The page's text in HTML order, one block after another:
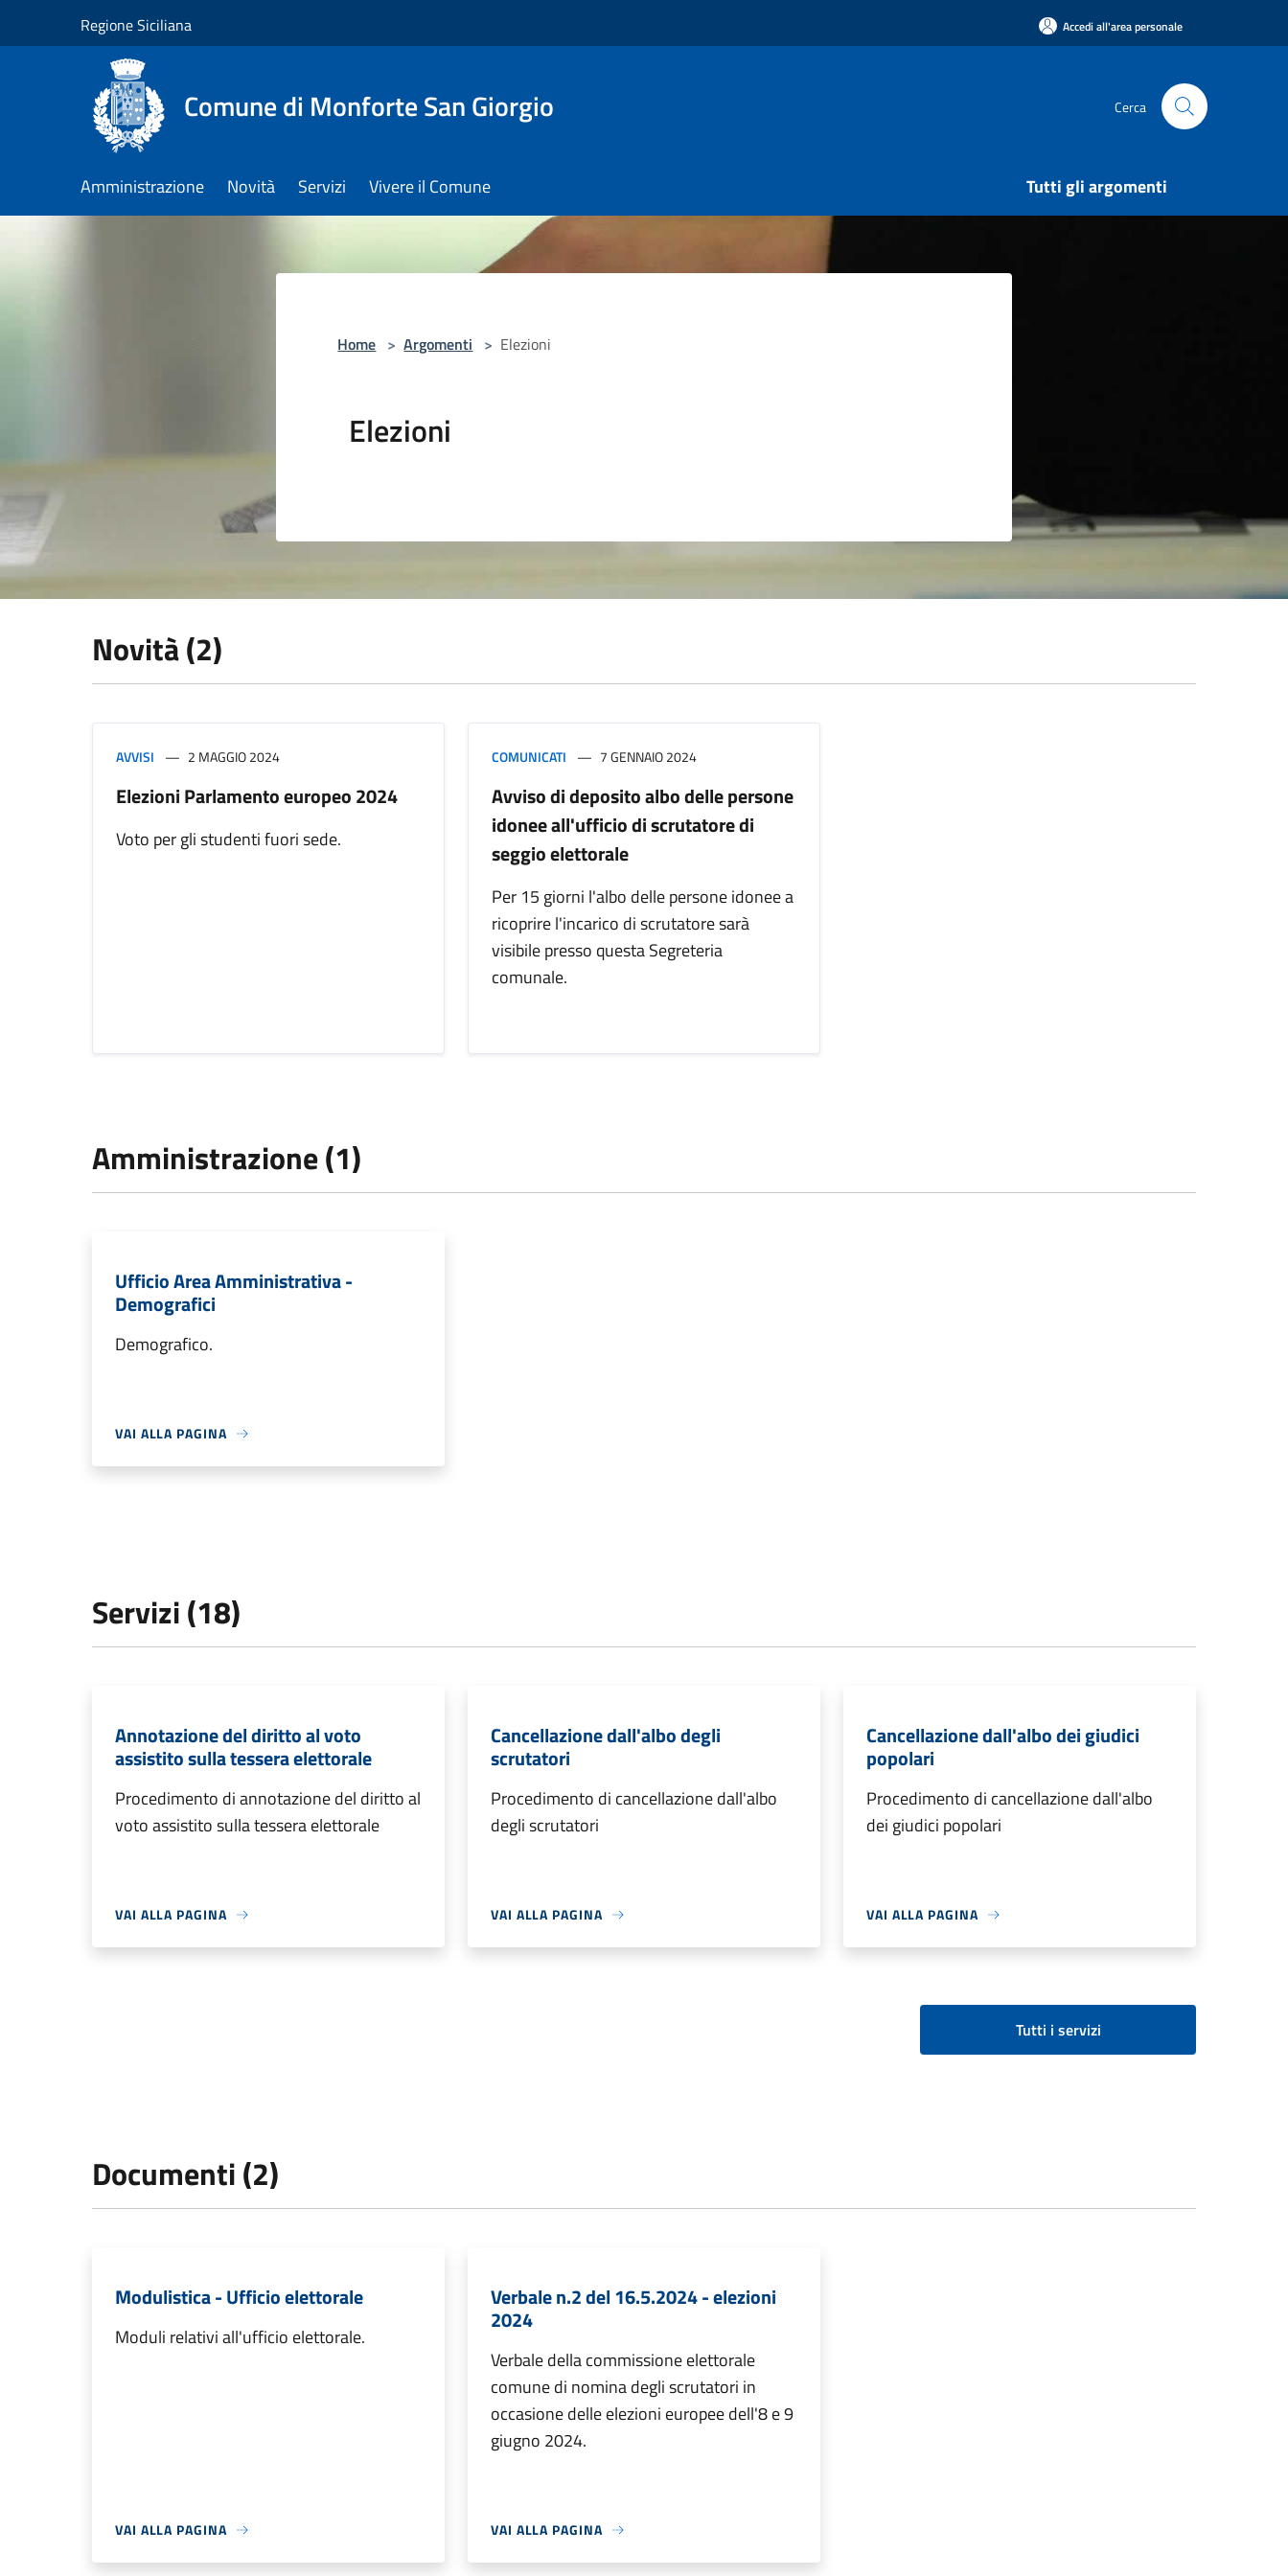
Regione Siciliana Accedi all'area personale
Comune di Monforte San Giorgio Cerca
Amministrazione Novità Servizi Vivere il Comune Tutti gli argomenti
Home > Argomenti > Elezioni
Elezioni
Novità (2)
AVVISI 2 MAGGIO 2024
Elezioni Parlamento europeo 2024
Voto per gli studenti fuori sede.
COMUNICATI 7 GENNAIO 2024
Avviso di deposito albo delle persone
idonee all'ufficio di scrutatore di
seggio elettorale
Per 15 giorni l'albo delle persone idonee a
ricoprire l'incarico di scrutatore sarà
visibile presso questa Segreteria
comunale.
Amministrazione (1)
Ufficio Area Amministrativa -
Demografici
Demografico.
VAI ALLA PAGINA
Servizi (18)
Annotazione del diritto al voto
assistito sulla tessera elettorale
Procedimento di annotazione del diritto al
voto assistito sulla tessera elettorale
VAI ALLA PAGINA
Cancellazione dall'albo degli
scrutatori
Procedimento di cancellazione dall'albo
degli scrutatori
VAI ALLA PAGINA
Cancellazione dall'albo dei giudici
popolari
Procedimento di cancellazione dall'albo
dei giudici popolari
VAI ALLA PAGINA
Tutti i servizi
Documenti (2)
Modulistica - Ufficio elettorale
Moduli relativi all'ufficio elettorale.
VAI ALLA PAGINA
Verbale n.2 del 16.5.2024 - elezioni
2024
Verbale della commissione elettorale
comune di nomina degli scrutatori in
occasione delle elezioni europee dell'8 e 9
giugno 2024.
VAI ALLA PAGINA